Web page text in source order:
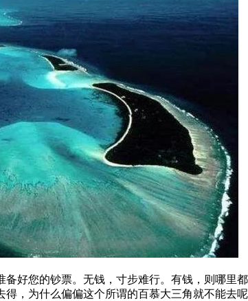
好您的钞票。无钱，寸步难行。有钱，则哪里
得，为什么偏偏这个所谓的百慕大三角就不能去呢